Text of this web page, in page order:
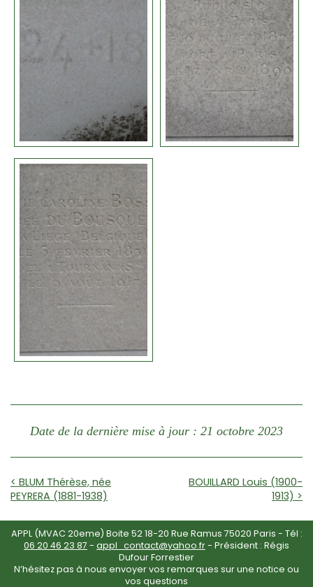
Date de la dernière mise à jour : 21 octobre 2023
< BLUM Thérèse, née
PEYRERA (1881-1938)
BOUILLARD Louis (1900-
1913) >
APPL (MVAC 20eme) Boite 52 18-20 Rue Ramus 75020 Paris - Tél :
06 20 46 23 87 - appl_contact@yahoo.fr- Président : Régis
Dufour Forrestier
N’hésitez pas à nous envoyer vos remarques sur une notice ou
vos questions